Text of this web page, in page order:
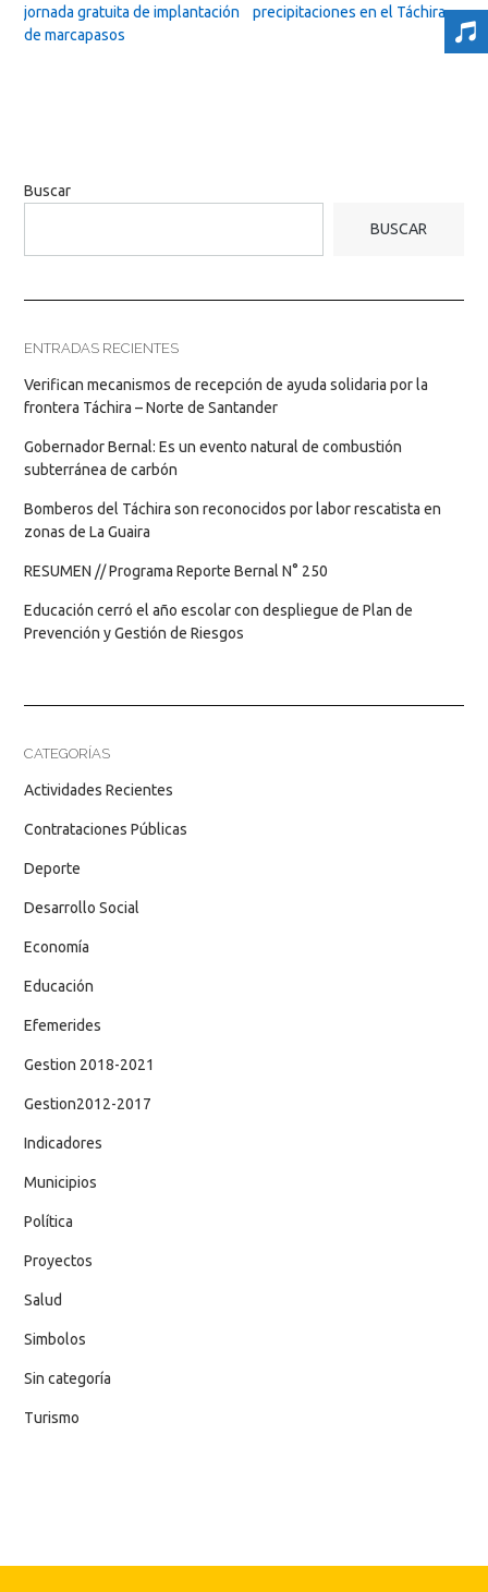
navigation precipitaciones en el Táchira→
jornada gratuita de implantación
de marcapasos
Buscar
BUSCAR
ENTRADAS RECIENTES
Verifican mecanismos de recepción de ayuda solidaria por la
frontera Táchira – Norte de Santander
Gobernador Bernal: Es un evento natural de combustión
subterránea de carbón
Bomberos del Táchira son reconocidos por labor rescatista en
zonas de La Guaira
RESUMEN // Programa Reporte Bernal N° 250
Educación cerró el año escolar con despliegue de Plan de
Prevención y Gestión de Riesgos
CATEGORÍAS
Actividades Recientes
Contrataciones Públicas
Deporte
Desarrollo Social
Economía
Educación
Efemerides
Gestion 2018-2021
Gestion2012-2017
Indicadores
Municipios
Política
Proyectos
Salud
Simbolos
Sin categoría
Turismo